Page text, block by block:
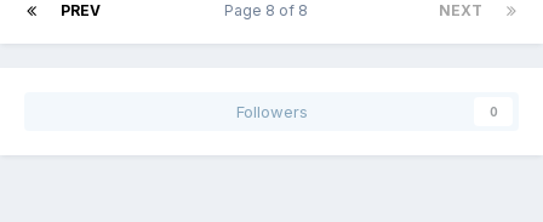
PREV NEXT
Page 8 of 8
Followers 0